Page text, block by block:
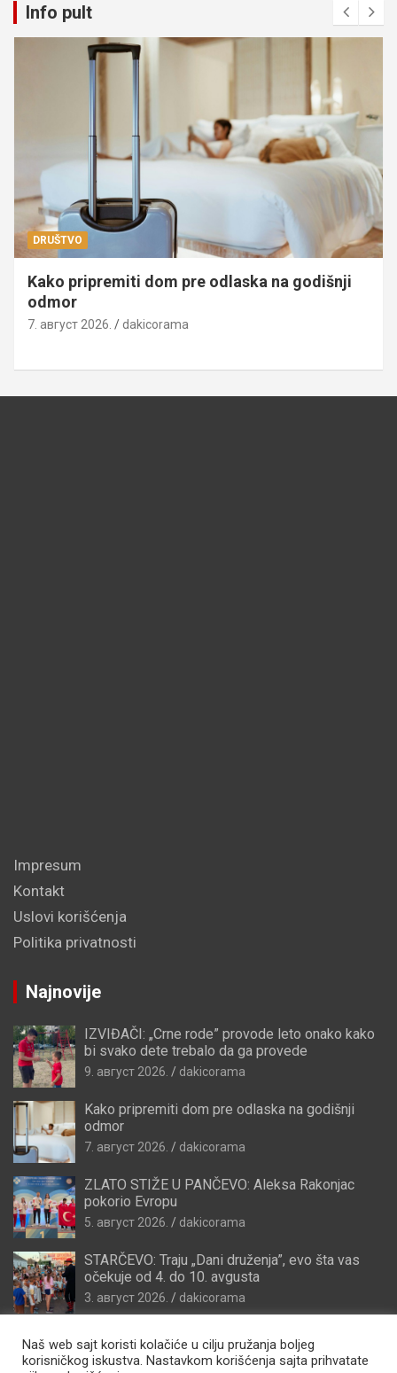
Info pult
DRUŠTVO
Kako pripremiti dom pre odlaska na godišnji
odmor
7. август 2026. dakicorama
Impresum
Kontakt
Uslovi korišćenja
Politika privatnosti
Najnovije
IZVIĐAČI: „Crne rode” provode leto onako kako
bi svako dete trebalo da ga provede
9. август 2026. dakicorama
Kako pripremiti dom pre odlaska na godišnji
odmor
7. август 2026. dakicorama
ZLATO STIŽE U PANČEVO: Aleksa Rakonjac
pokorio Evropu
5. август 2026. dakicorama
STARČEVO: Traju „Dani druženja”, evo šta vas
očekuje od 4. do 10. avgusta
3. август 2026. dakicorama
Naš web sajt koristi kolačiće u cilju pružanja boljeg
korisničkog iskustva. Nastavkom korišćenja sajta prihvatate